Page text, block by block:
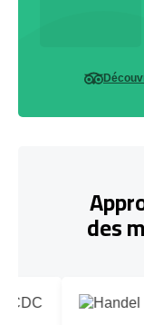
des